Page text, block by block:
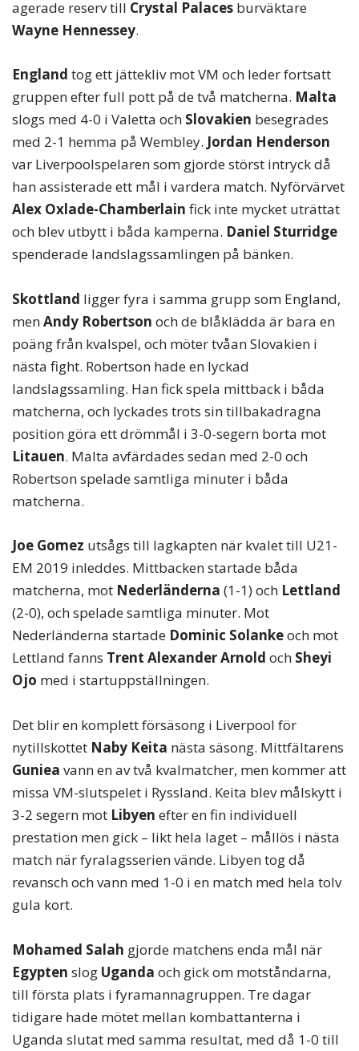
agerade reserv till Crystal Palaces burväktare
Wayne Hennessey.
England tog ett jättekliv mot VM och leder fortsatt
gruppen efter full pott på de två matcherna. Malta
slogs med 4-0 i Valetta och Slovakien besegrades
med 2-1 hemma på Wembley. Jordan Henderson
var Liverpoolspelaren som gjorde störst intryck då
han assisterade ett mål i vardera match. Nyförvärvet
Alex Oxlade-Chamberlain fick inte mycket uträttat
och blev utbytt i båda kamperna. Daniel Sturridge
spenderade landslagssamlingen på bänken.
Skottland ligger fyra i samma grupp som England,
menAndy Robertson och de blåklädda är bara en
poäng från kvalspel, och möter tvåan Slovakien i
nästa fight. Robertson hade en lyckad
landslagssamling. Han fick spela mittback i båda
matcherna, och lyckades trots sin tillbakadragna
position göra ett drömmål i 3-0-segern borta mot
Litauen. Malta avfärdades sedan med 2-0 och
Robertson spelade samtliga minuter i båda
matcherna.
Joe Gomez utsågs till lagkapten när kvalet till U21-
EM 2019 inleddes. Mittbacken startade båda
matcherna, mot Nederländerna (1-1) och Lettland
(2-0), och spelade samtliga minuter. Mot
Nederländerna startade Dominic Solankeoch mot
Lettland fanns Trent Alexander Arnold och Sheyi
Ojo med i startuppställningen.
Det blir en komplett försäsong i Liverpool för
nytillskottet Naby Keita nästa säsong. Mittfältarens
Guniea vann en av två kvalmatcher, men kommer att
missa VM-slutspelet i Ryssland. Keita blev målskytt i
3-2 segern mot Libyen efter en fin individuell
prestation men gick – likt hela laget – mållös i nästa
match när fyralagsserien vände. Libyen tog då
revansch och vann med 1-0 i en match med hela tolv
gula kort.
Mohamed Salah gjorde matchens enda mål när
Egypten slog Uganda och gick om motståndarna,
till första plats i fyramannagruppen. Tre dagar
tidigare hade mötet mellan kombattanterna i
Uganda slutat med samma resultat, med då 1-0 till